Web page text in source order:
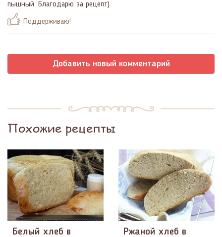
пышный. Благодарю за рецепт)
Поддерживаю!
Добавить новый комментарий
Похожие рецепты
Белый хлеб в
Ржаной хлеб в